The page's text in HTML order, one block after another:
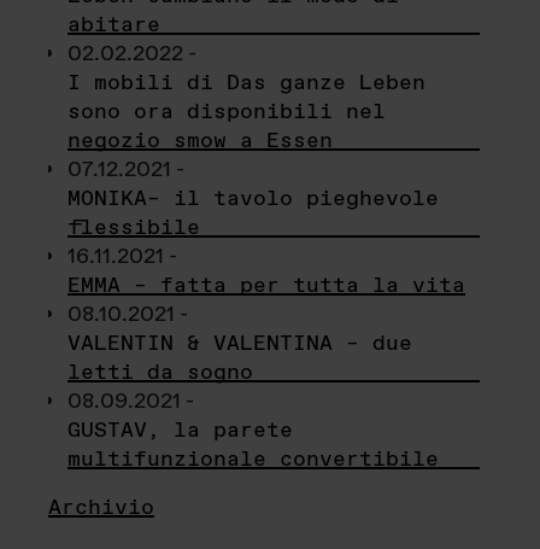
abitare
02.02.2022 -
I mobili di Das ganze Leben
sono ora disponibili nel
negozio smow a Essen
07.12.2021 -
MONIKA– il tavolo pieghevole
flessibile
16.11.2021 -
EMMA – fatta per tutta la vita
08.10.2021 -
VALENTIN & VALENTINA – due
letti da sogno
08.09.2021 -
GUSTAV, la parete
multifunzionale convertibile
Archivio